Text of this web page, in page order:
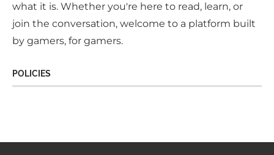
what it is. Whether you're here to read, learn, or
join the conversation, welcome to a platform built
by gamers, for gamers.
POLICIES